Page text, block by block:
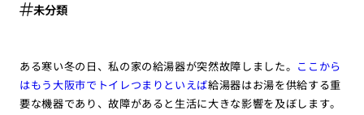
未分類
ある寒い冬の日、私の家の給湯器が突然故障しました。 ここから
はもう大阪市でトイレつまりといえば給湯器はお湯を供給する重
要な機器であり、故障があると生活に大きな影響を及ぼします。